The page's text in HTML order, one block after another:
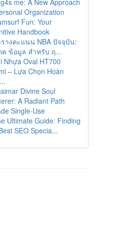
me: A New Approach
Organization
Fun: Your
Handbook
างคะแนน NBA ปัจจุบัน:
ต ข้อมูล สำหรับ ฤ...
Nhựa Oval HT700
– Lựa Chọn Hoàn
Divine Soul
A Radiant Path
Single-Use
Ultimate Guide: Finding
SEO Specia...